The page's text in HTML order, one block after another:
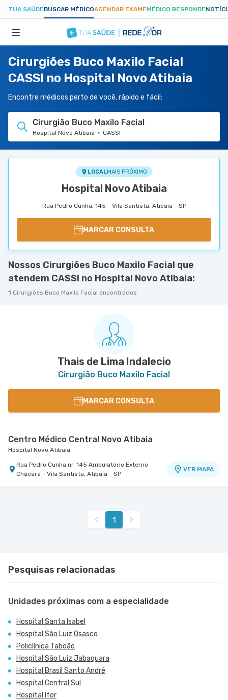
TUA SAÚDEBUSCAR MÉDICOAGENDAR EXAMEMÉDICO RESPONDE
ESPECIALIDADES
HOSPITAIS
TUASAUDE.COM
Cirurgiões Buco Maxilo Facial
CASSI no Hospital Novo Atibaia
Encontre médicos perto de você, rápido e fácil:
Cirurgião Buco Maxilo Facial
Hospital Novo Atibaia CASSI
LOCALMAIS PRÓXIMO
Hospital Novo Atibaia
Rua Pedro Cunha, 145 - Vila Santista, Atibaia - SP
MARCAR CONSULTA
Nossos Cirurgiões Buco Maxilo Facial que
atendem CASSI no Hospital Novo Atibaia:
1 Cirurgiões Buco Maxilo Facial encontrados
Thais de Lima Indalecio
Cirurgião Buco Maxilo Facial
MARCAR CONSULTA
Centro Médico Central Novo Atibaia
Hospital Novo Atibaia
Rua Pedro Cunha nr. 145 Ambulatório Externo
Chácara - Vila Santista, Atibaia - SP
VER MAPA
1
Pesquisas relacionadas
Unidades próximas com a especialidade
Hospital Santa Isabel
Hospital São Luiz Osasco
Policlínica Taboão
Hospital São Luiz Jabaquara
Hospital Brasil Santo André
Hospital Central Sul
Hospital Ifor